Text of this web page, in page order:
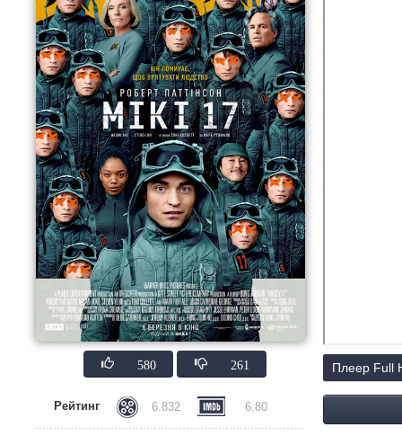
580 261
Рейтинг 6.832 6.80
Плеер Full